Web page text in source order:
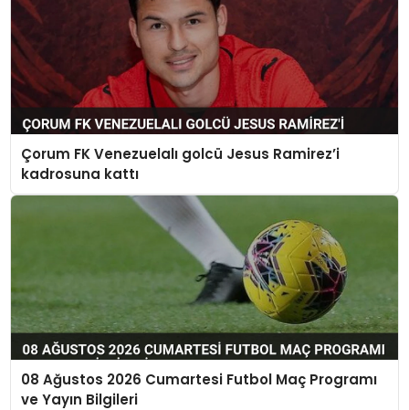
Çorum FK Venezuelalı golcü Jesus Ramirez’i
kadrosuna kattı
08 Ağustos 2026 Cumartesi Futbol Maç Programı
ve Yayın Bilgileri